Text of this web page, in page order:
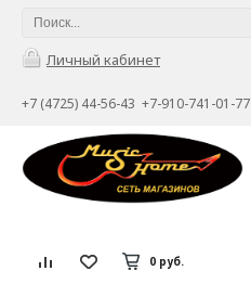
Личный кабинет
+7 (4725) 44-56-43 +7-910-741-01-77
0 руб.